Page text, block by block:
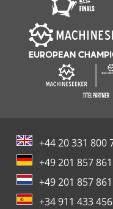
+44 20 331 800
+49 201 857
+49 201 857
+34 911 433 456